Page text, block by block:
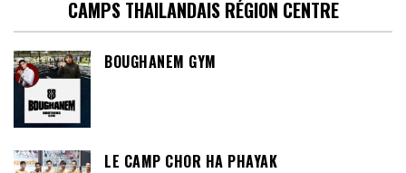
CAMPS THAILANDAIS RÉGION CENTRE
BOUGHANEM GYM
LE CAMP CHOR HA PHAYAK